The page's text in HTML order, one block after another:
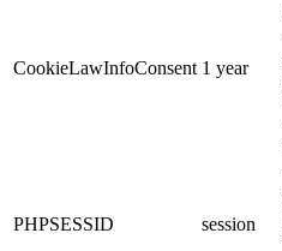
CookieLawInfoConsent 1 year
PHPSESSID session